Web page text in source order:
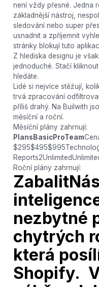
není vždy přesné. Jedna
základnější nástroj,
sledování nebo super
usnadnit a zpříjemnit
stránky blokují tuto
Z hlediska designu je
jednoduché. Stačí
hledáte.
Lidé si nejvíce stěžují,
trvá zpracování
příliš drahý. Na Builwith
měsíční a roční.
Měsíční plány zahrnují:
PlansBasicProTeam
Roční plány zahrnují:
Zabalit
nezbytné
chytrých
která
Shopify.